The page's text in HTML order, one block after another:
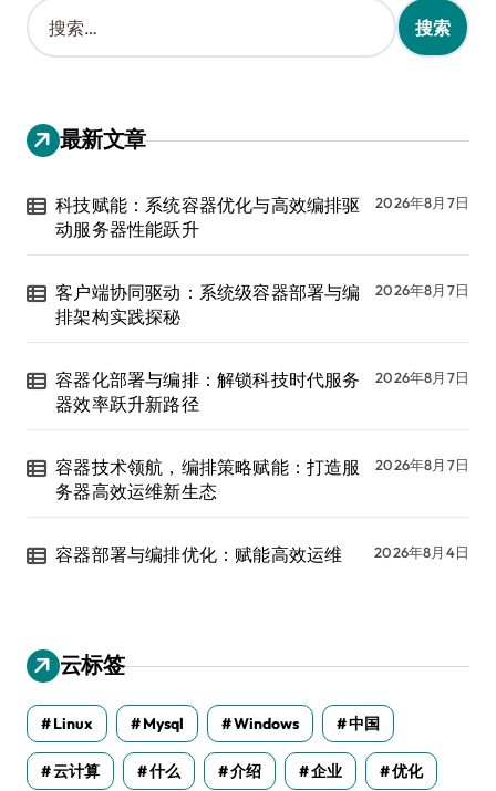
搜
索
：
最新文章
科技赋能：系统容器优化与高效编排驱
动服务器性能跃升
2026年8月7日
客户端协同驱动：系统级容器部署与编
排架构实践探秘
2026年8月7日
容器化部署与编排：解锁科技时代服务
器效率跃升新路径
2026年8月7日
容器技术领航，编排策略赋能：打造服
务器高效运维新生态
2026年8月7日
容器部署与编排优化：赋能高效运维 2026年8月4日
云标签
Linux Mysql Windows 中国
云计算 什么 介绍 企业 优化